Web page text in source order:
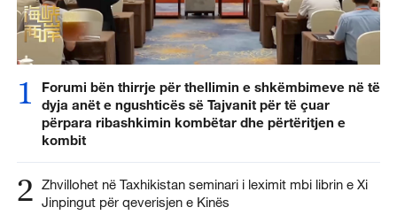
1
Forumi bën thirrje për thellimin e shkëmbimeve në të
dyja anët e ngushticës së Tajvanit për të çuar
përpara ribashkimin kombëtar dhe përtëritjen e
kombit
2 Zhvillohet në Taxhikistan seminari i leximit mbi librin e Xi
Jinpingut për qeverisjen e Kinës